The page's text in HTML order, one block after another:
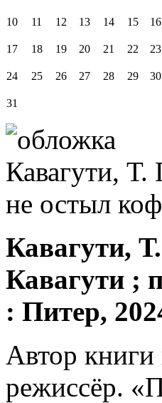
10 11 12 13 14 15 16
17 18 19 20 21 22 23
24 25 26 27 28 29 30
31
Кавагути,
Кавагути ;
: Питер,
Автор книги
режиссёр.